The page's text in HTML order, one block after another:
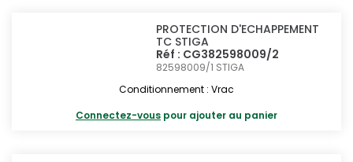
PROTECTION D'ECHAPPEMENT
TC STIGA
Réf : CG382598009/2
82598009/1 STIGA
Conditionnement : Vrac
Connectez-vous pour ajouter au panier